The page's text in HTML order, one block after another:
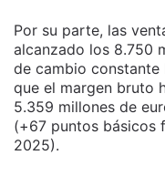
Por su parte, las
alcanzado los 8.750
de cambio constante
que el margen bruto
5.359 millones de
(+67 puntos básicos
2025).